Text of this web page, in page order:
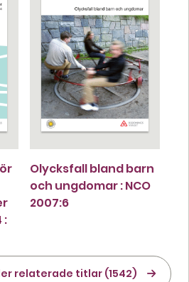
:
Olycksfall bland barn
och ungdomar : NCO
2007:6
relaterade titlar (1542)